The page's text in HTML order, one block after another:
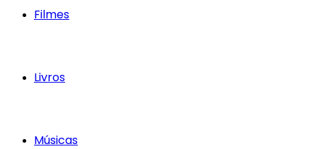
Filmes
Livros
Músicas